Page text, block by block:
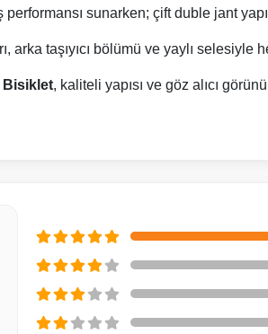
sunarken; çift duble jant
arka taşıyıcı bölümü ve yaylı
Bisiklet, kaliteli yapısı ve göz alıcı